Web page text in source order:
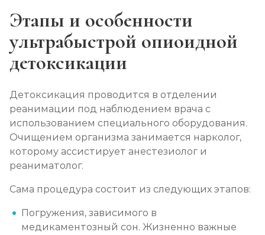
Этапы и особенности
ультрабыстрой опиоидной
детоксикации
Детоксикация проводится в отделении
реанимации под наблюдением врача с
использованием специального оборудования.
Очищением организма занимается нарколог,
которому ассистирует анестезиолог и
реаниматолог.
Сама процедура состоит из следующих этапов:
Погружения, зависимого в
медикаментозный сон. Жизненно важные